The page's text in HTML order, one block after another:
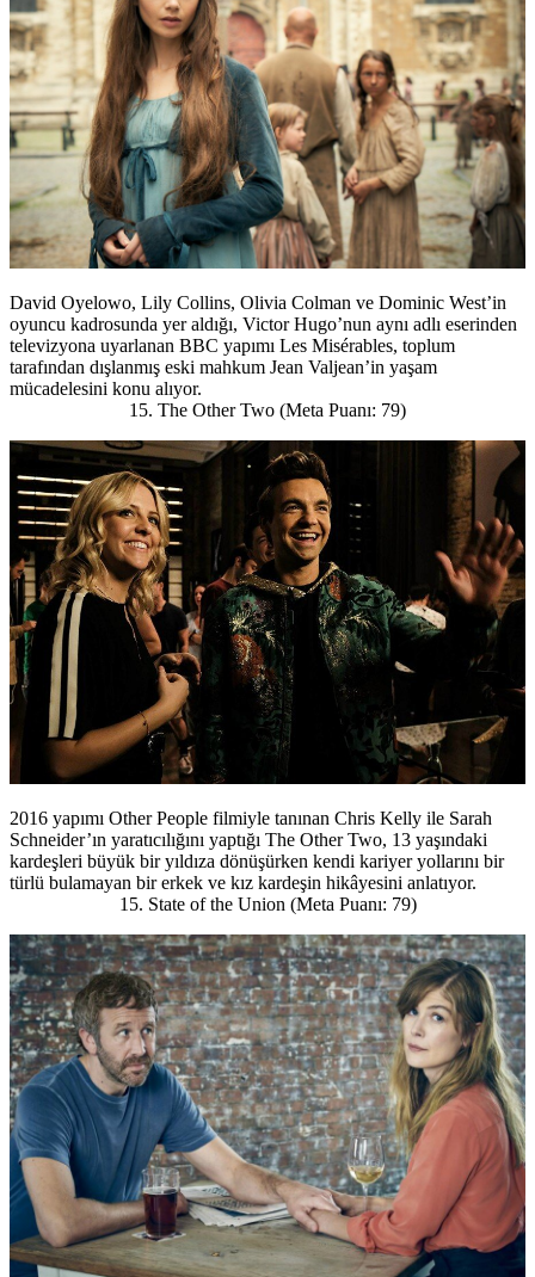
David Oyelowo, Lily Collins, Olivia Colman ve Dominic West’in
oyuncu kadrosunda yer aldığı, Victor Hugo’nun aynı adlı eserinden
televizyona uyarlanan BBC yapımı Les Misérables, toplum
tarafından dışlanmış eski mahkum Jean Valjean’in yaşam
mücadelesini konu alıyor.
15. The Other Two (Meta Puanı: 79)
2016 yapımı Other People filmiyle tanınan Chris Kelly ile Sarah
Schneider’ın yaratıcılığını yaptığı The Other Two, 13 yaşındaki
kardeşleri büyük bir yıldıza dönüşürken kendi kariyer yollarını bir
türlü bulamayan bir erkek ve kız kardeşin hikâyesini anlatıyor.
15. State of the Union (Meta Puanı: 79)